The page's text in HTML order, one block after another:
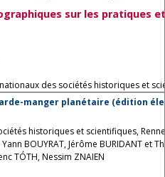
sur les pratiques
des sociétés historiques et
manger planétaire (édition
historiques et scientifiques,
BOUYRAT, Jérôme BURIDANT et
TÓTH, Nessim ZNAIEN